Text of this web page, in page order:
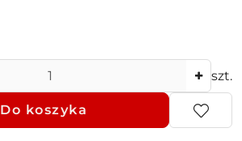
szt.
Do koszyka